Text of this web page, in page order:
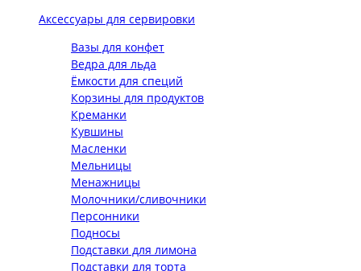
Аксессуары для сервировки
Вазы для конфет
Ведра для льда
Ёмкости для специй
Корзины для продуктов
Креманки
Кувшины
Масленки
Мельницы
Менажницы
Молочники/сливочники
Персонники
Подносы
Подставки для лимона
Подставки для торта